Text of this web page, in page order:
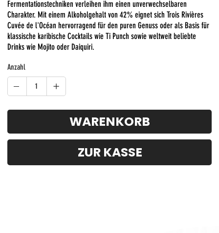
Fermentationstechniken verleihen ihm einen unverwechselbaren
Charakter. Mit einem Alkoholgehalt von 42% eignet sich Trois Rivières
Cuvée de l'Océan hervorragend für den puren Genuss oder als Basis für
klassische karibische Cocktails wie Ti Punch sowie weltweit beliebte
Drinks wie Mojito oder Daiquiri.
Anzahl
WARENKORB
ZUR KASSE